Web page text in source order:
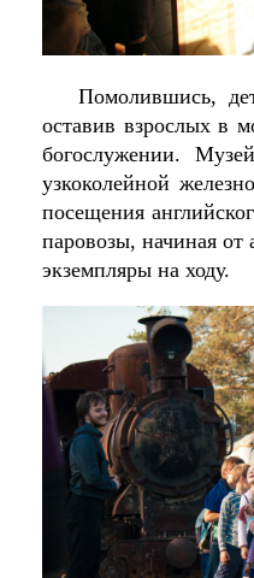
Помолившись,
оставив взрослых в
богослужении.
узкоколейной
посещения
паровозы, начиная от
экземпляры на ходу.